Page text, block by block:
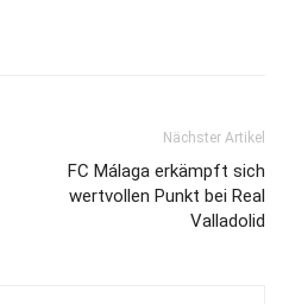
Nächster Artikel
FC Málaga erkämpft sich
wertvollen Punkt bei Real
Valladolid